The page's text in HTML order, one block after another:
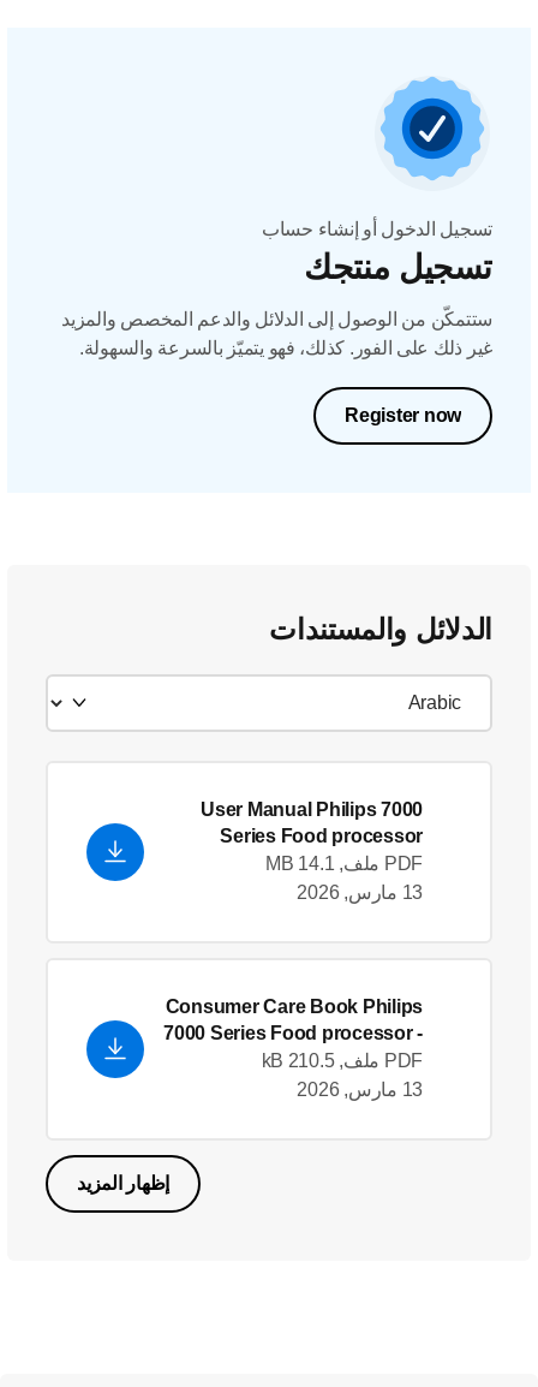
تسجيل الدخول أو إنشاء حساب
تسجيل منتجك
ستتمكّن من الوصول إلى الدلائل والدعم المخصص والمزيد
غير ذلك على الفور. كذلك، فهو يتميّز بالسرعة والسهولة.
Register now
الدلائل والمستندات
User Manual Philips 7000
Series Food processor
PDF ملف, 14.1 MB
13 مارس, 2026
Consumer Care Book Philips
7000 Series Food processor
English (US)
PDF ملف, 210.5 kB
13 مارس, 2026
إظهار المزيد